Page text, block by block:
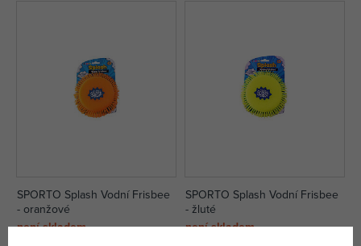
SPORTO Splash Vodní Frisbee
- oranžové
není skladem
SPORTO Splash Vodní Frisbee
- žluté
není skladem